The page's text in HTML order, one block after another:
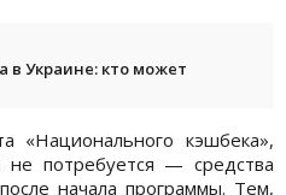
Украине: кто может
«Национального кэшбека»,
не потребуется — средства
начала программы. Тем,